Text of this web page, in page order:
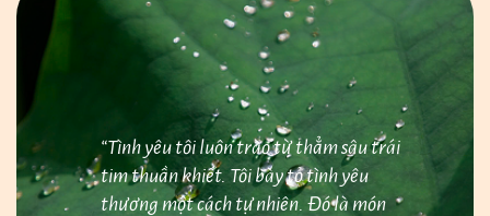
bài
viết
“Tình yêu tôi luôn trào từ thẳm sâu trái
tim thuần khiết. Tôi bày tỏ tình yêu
thương một cách tự nhiên. Đó là món